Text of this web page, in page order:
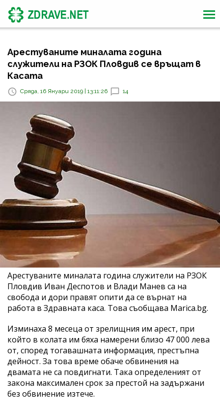
Арестуваните миналата година
служители на РЗОК Пловдив се връщат в
Касата
Сряда, 16 Януари 2019 | 13:11:26 14
Арестуваните миналата година служители на РЗОК
Пловдив Иван Деспотов и Влади Манев са на
свобода и дори правят опити да се върнат на
работа в Здравната каса. Това съобщава Marica.bg.
Изминаха 8 месеца от зрелищния им арест, при
който в колата им бяха намерени близо 47 000 лева
от, според тогавашната информация, престъпна
дейност. За това време обаче обвинения на
двамата не са повдигнати. Така определеният от
закона максимален срок за престой на задържани
без обвинение изтече.